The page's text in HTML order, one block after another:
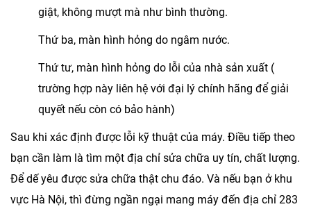
giật, không mượt mà như bình thường.
Thứ ba, màn hình hỏng do ngâm nước.
Thứ tư, màn hình hỏng do lỗi của nhà sản xuất (
trường hợp này liên hệ với đại lý chính hãng để giải
quyết nếu còn có bảo hành)
Sau khi xác định được lỗi kỹ thuật của máy. Điều tiếp theo
bạn cần làm là tìm một địa chỉ sửa chữa uy tín, chất lượng.
Để dế yêu được sửa chữa thật chu đáo. Và nếu bạn ở khu
vực Hà Nội, thì đừng ngần ngại mang máy đến địa chỉ 283